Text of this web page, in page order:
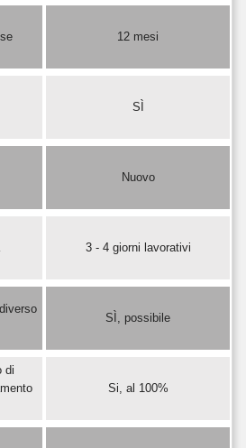
12 mesi
SÌ
Nuovo
3 - 4 giorni lavorativi
SÌ, possibile
di
Si, al 100%